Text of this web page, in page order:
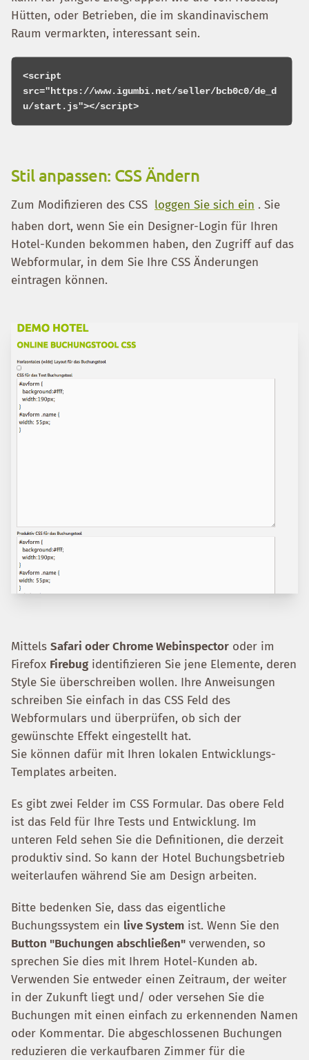
Hütten, oder Betrieben, die im skandinavischem
Raum vermarkten, interessant sein.
<script
src="https://www.igumbi.net/seller/bcb0c0/de_d
Stil anpassen: CSS Ändern
Zum Modifizieren des CSS loggen Sie sich ein . Sie
haben dort, wenn Sie ein Designer-Login für Ihren
Hotel-Kunden bekommen haben, den Zugriff auf das
Webformular, in dem Sie Ihre CSS Änderungen
eintragen können.
Mittels Safari oder Chrome Webinspector oder im
Firefox Firebug identifizieren Sie jene Elemente, deren
Style Sie überschreiben wollen. Ihre Anweisungen
schreiben Sie einfach in das CSS Feld des
Webformulars und überprüfen, ob sich der
gewünschte Effekt eingestellt hat.
Sie können dafür mit Ihren lokalen Entwicklungs-
Templates arbeiten.
Es gibt zwei Felder im CSS Formular. Das obere Feld
ist das Feld für Ihre Tests und Entwicklung. Im
unteren Feld sehen Sie die Definitionen, die derzeit
produktiv sind. So kann der Hotel Buchungsbetrieb
weiterlaufen während Sie am Design arbeiten.
Bitte bedenken Sie, dass das eigentliche
Buchungssystem ein live System ist. Wenn Sie den
Button "Buchungen abschließen" verwenden, so
sprechen Sie dies mit Ihrem Hotel-Kunden ab.
Verwenden Sie entweder einen Zeitraum, der weiter
in der Zukunft liegt und/ oder versehen Sie die
Buchungen mit einen einfach zu erkennenden Namen
oder Kommentar. Die abgeschlossenen Buchungen
reduzieren die verkaufbaren Zimmer für die